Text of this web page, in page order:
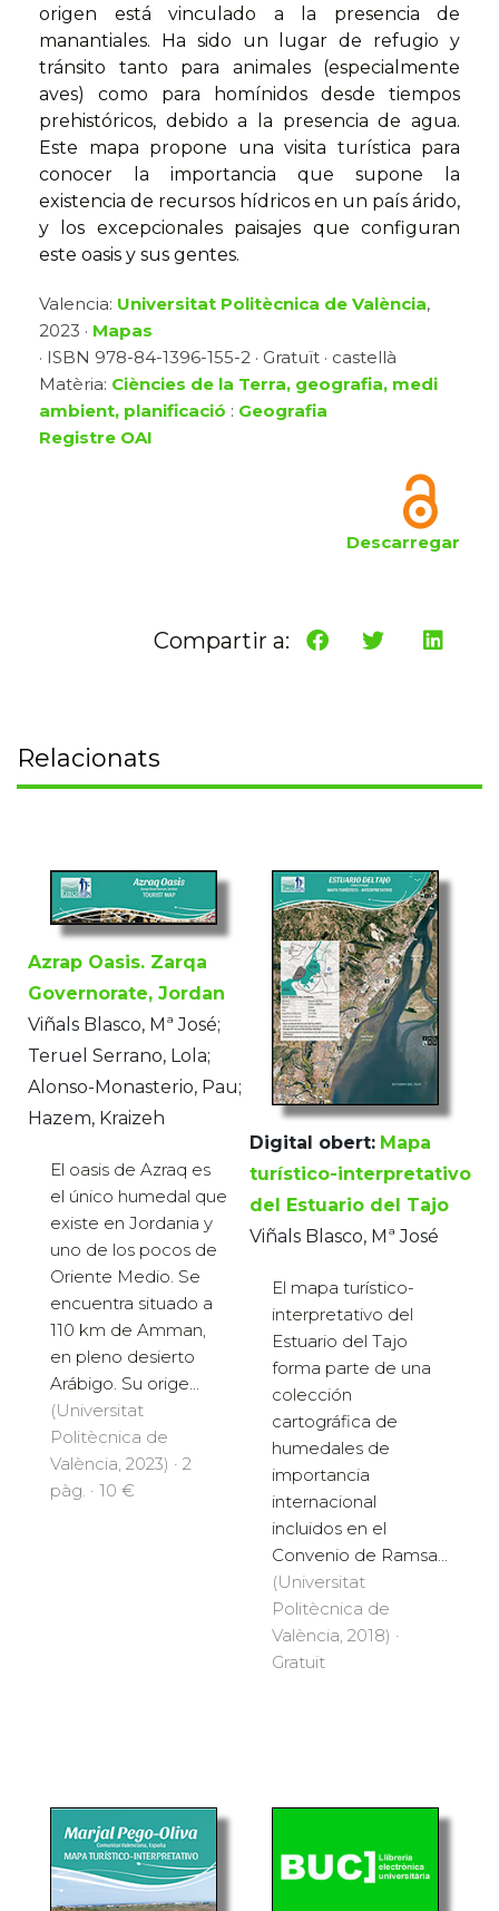
origen está vinculado a la presencia de
manantiales. Ha sido un lugar de refugio y
tránsito tanto para animales (especialmente
aves) como para homínidos desde tiempos
prehistóricos, debido a la presencia de agua.
Este mapa propone una visita turística para
conocer la importancia que supone la
existencia de recursos hídricos en un país árido,
y los excepcionales paisajes que configuran
este oasis y sus gentes.
Valencia: Universitat Politècnica de València,
2023 · Mapas
· ISBN 978-84-1396-155-2 · Gratuït · castellà
Matèria: Ciències de la Terra, geografia, medi
ambient, planificació : Geografia
Registre OAI
Descarregar
Compartir a:
Relacionats
Azrap Oasis. Zarqa
Governorate, Jordan
Viñals Blasco, Mª José;
Teruel Serrano, Lola;
Alonso-Monasterio, Pau;
Hazem, Kraizeh
El oasis de Azraq es
el único humedal que
existe en Jordania y
uno de los pocos de
Oriente Medio. Se
encuentra situado a
110 km de Amman,
en pleno desierto
Arábigo. Su orige...
(Universitat
Politècnica de
València, 2023) · 2
pàg. · 10 €
Digital obert: Mapa
turístico-interpretativo
del Estuario del Tajo
Viñals Blasco, Mª José
El mapa turístico-
interpretativo del
Estuario del Tajo
forma parte de una
colección
cartográfica de
humedales de
importancia
internacional
incluidos en el
Convenio de Ramsa...
(Universitat
Politècnica de
València, 2018) ·
Gratuït